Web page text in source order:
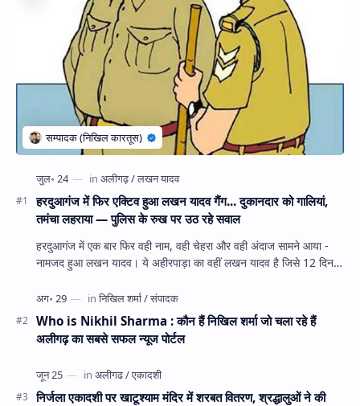
हरदुआगंज में फिर एक्टिव हुआ लखन यादव गैंग... दुकानदार को गालियां,
तमंचा लहराया — पुलिस के रुख पर उठ रहे सवाल
हरदुआगंज में एक बार फिर वही नाम, वही चेहरा और वही अंदाज सामने आया -
नामजद हुआ लखन यादव। ये अहीरपाड़ा का वहीं लखन यादव है जिसे 12 दिन
Who is Nikhil Sharma : कौन हैं निखिल शर्मा जो चला रहे हैं
अलीगढ़ का सबसे सफल न्यूज पोर्टल
निर्जला एकादशी पर खाटूश्याम मंदिर में शरबत वितरण, श्रद्धालुओं ने की